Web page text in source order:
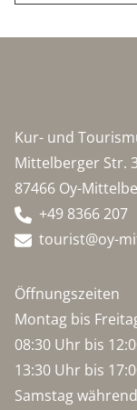
Kur- und
Mittelberger Str. 3
87466 Oy-
+49 8366 207
tourist@oy-
Öffnungszeiten
Montag bis
08:30 Uhr bis
13:30 Uhr bis
Samstag